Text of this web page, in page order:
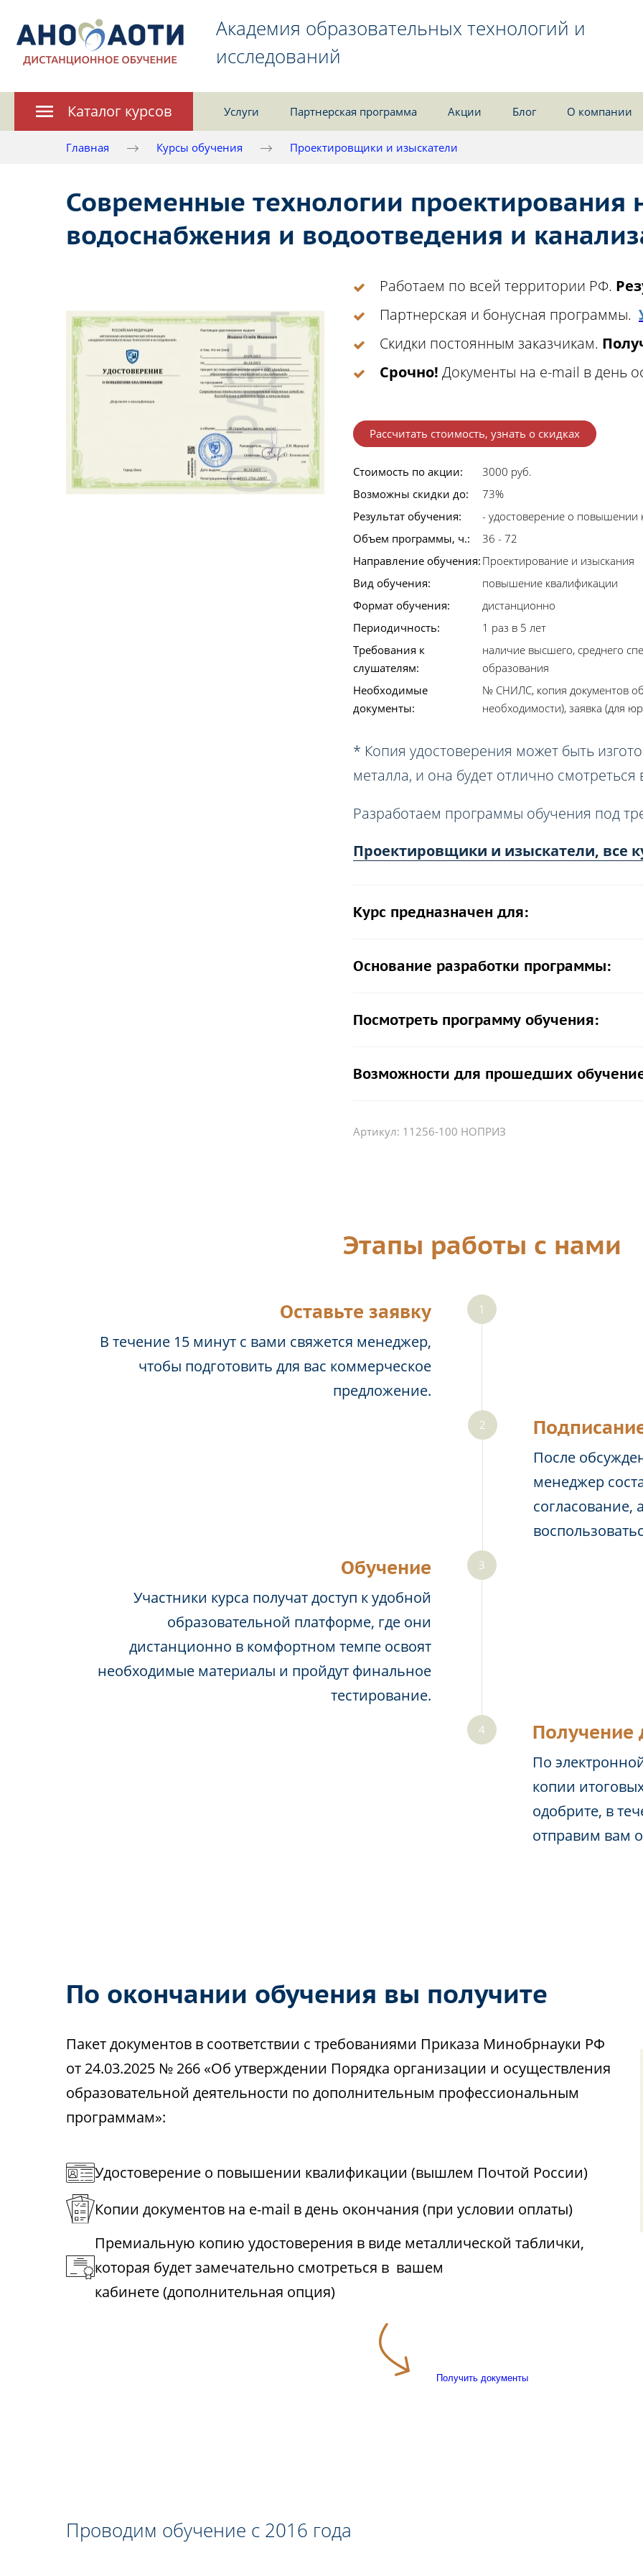
Академия образовательных технологий и
исследований
Каталог курсов Услуги Партнерская программа Акции Блог О компании
Главная Курсы обучения Проектировщики и изыскатели
Современные технологии проектирования
водоснабжения и водоотведения и
Работаем по всей территории РФ.
Партнерская и бонусная программы.
Скидки постоянным заказчикам.
Срочно! Документы на e-mail в день
Рассчитать стоимость, узнать о скидках
Стоимость по акции:
3000 руб.
Возможны скидки до:
73%
Результат обучения:
- удостоверение о повышении
Объем программы, ч.:
36 - 72
Направление обучения: Проектирование и изыскания
Вид обучения:
повышение квалификации
Формат обучения:
дистанционно
Периодичность:
1 раз в 5 лет
Требования к
слушателям:
наличие высшего, среднего
образования
Необходимые
документы:
№ СНИЛС, копия документов
необходимости), заявка (для
* Копия удостоверения может быть
металла, и она будет отлично
Разработаем программы обучения под
Проектировщики и изыскатели, все
Курс предназначен для:
Основание разработки программы:
Посмотреть программу обучения:
Возможности для прошедших
Артикул: 11256-100 НОПРИЗ
Этапы работы с нами
Оставьте заявку
В течение 15 минут с вами свяжется менеджер,
чтобы подготовить для вас коммерческое
предложение.
После
менеджер
Обучение
Участники курса получат доступ к удобной
образовательной платформе, где они
дистанционно в комфортном темпе освоят
необходимые материалы и пройдут финальное
тестирование.
Получение
По
копии
одобрите, в
отправим вам
По окончании обучения вы получите
Пакет документов в соответствии с требованиями Приказа Минобрнауки РФ
от 24.03.2025 № 266 «Об утверждении Порядка организации и осуществления
образовательной деятельности по дополнительным профессиональным
программам»:
Удостоверение о повышении квалификации (вышлем Почтой России)
Копии документов на e-mail в день окончания (при условии оплаты)
Премиальную копию удостоверения в виде металлической таблички,
которая будет замечательно смотреться в вашем
кабинете (дополнительная опция)
Получить документы
Проводим обучение с 2016 года